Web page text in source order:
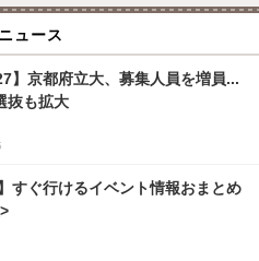
ュース
】京都府立大、募集人員を増員...
抜も拡大
すぐ行けるイベント情報おまとめ